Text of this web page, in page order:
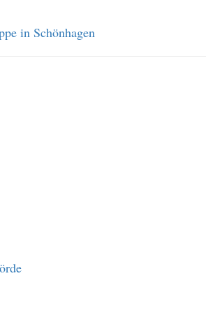
in Schönhagen